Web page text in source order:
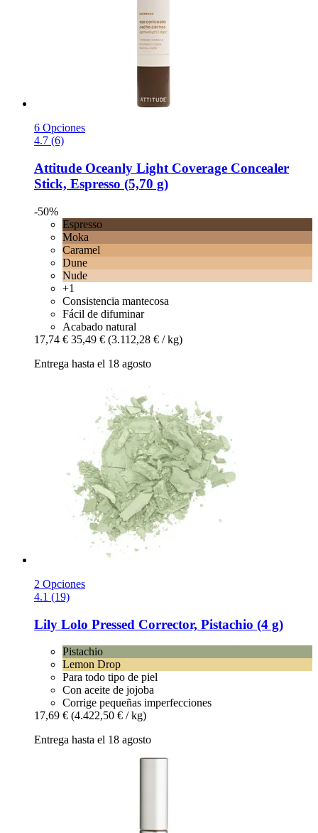
6 Opciones
4.7 (6)
Attitude Oceanly Light Coverage Concealer
Stick, Espresso (5,70 g)
-50%
Espresso
Moka
Caramel
Dune
Nude
+1
Consistencia mantecosa
Fácil de difuminar
Acabado natural
17,74 € 35,49 € (3.112,28 € / kg)
Entrega hasta el 18 agosto
2 Opciones
4.1 (19)
Lily Lolo Pressed Corrector, Pistachio (4 g)
Pistachio
Lemon Drop
Para todo tipo de piel
Con aceite de jojoba
Corrige pequeñas imperfecciones
17,69 € (4.422,50 € / kg)
Entrega hasta el 18 agosto